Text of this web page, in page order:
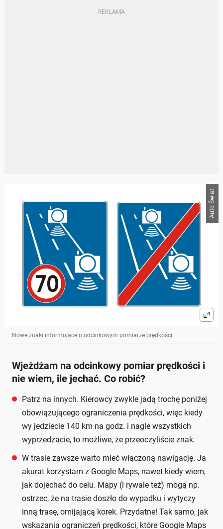
Auto Świat
Nowe znaki informujące o odcinkowym pomiarze prędkości
Wjeżdżam na odcinkowy pomiar prędkości i
nie wiem, ile jechać. Co robić?
Patrz na innych. Kierowcy zwykle jadą trochę poniżej
obowiązującego ograniczenia prędkości, więc kiedy
wy jedziecie 140 km na godz. i nagle wszystkich
wyprzedzacie, to możliwe, że przeoczyliście znak.
W trasie zawsze warto mieć włączoną nawigację. Ja
akurat korzystam z Google Maps, nawet kiedy wiem,
jak dojechać do celu. Mapy (i rywale też) mogą np.
ostrzec, że na trasie doszło do wypadku i wytyczy
inną trasę, omijającą korek. Przydatne! Tak samo, jak
wskazania ograniczeń prędkości, które Google Maps